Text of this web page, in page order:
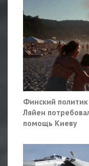
Финский
Ляйен
помощь Киеву